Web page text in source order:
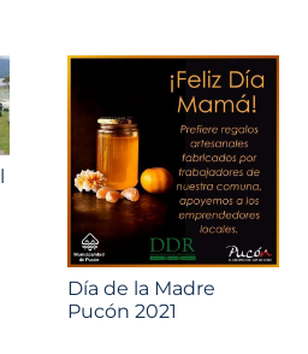
Día de la Madre
Pucón 2021